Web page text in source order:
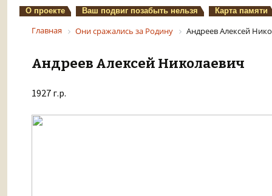
О проекте Ваш подвиг позабыть нельзя Карта памяти
Главная Они сражались за Родину Андреев Алексей
Андреев Алексей Николаевич
1927 г.р.